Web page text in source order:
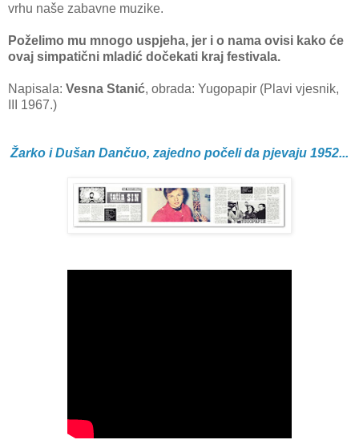
vrhu naše zabavne muzike.
Poželimo mu mnogo uspjeha, jer i o nama ovisi kako će
ovaj simpatični mladić dočekati kraj festivala.
Napisala: Vesna Stanić, obrada: Yugopapir (Plavi vjesnik,
III 1967.)
Žarko i Dušan Dančuo, zajedno počeli da pjevaju 1952...